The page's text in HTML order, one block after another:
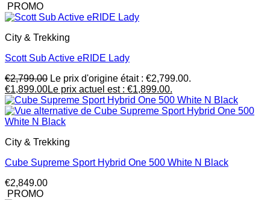
PROMO
City & Trekking
Scott Sub Active eRIDE Lady
€2,799.00 Le prix d'origine était : €2,799.00.
€1,899.00Le prix actuel est : €1,899.00.
City & Trekking
Cube Supreme Sport Hybrid One 500 White N Black
€2,849.00
PROMO